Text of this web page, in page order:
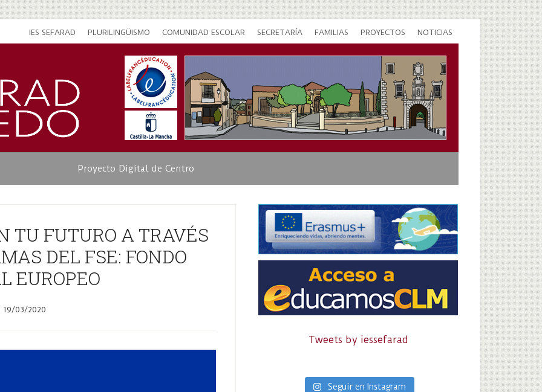
IES SEFARAD PLURILINGÜISMO COMUNIDAD ESCOLAR SECRETARÍA FAMILIAS PROYECTOS NOTICIAS
Proyecto Digital de Centro
TU FUTURO A TRAVÉS
DEL FSE: FONDO
EUROPEO
19/03/2020
Tweets by iessefarad
Seguir en Instagram